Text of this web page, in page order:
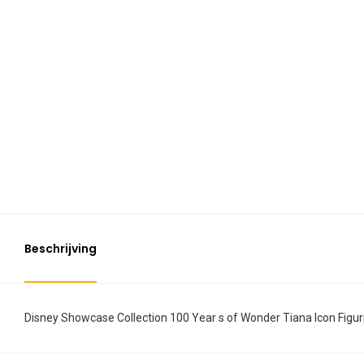
Beschrijving
Disney Showcase Collection 100 Year s of Wonder Tiana Icon